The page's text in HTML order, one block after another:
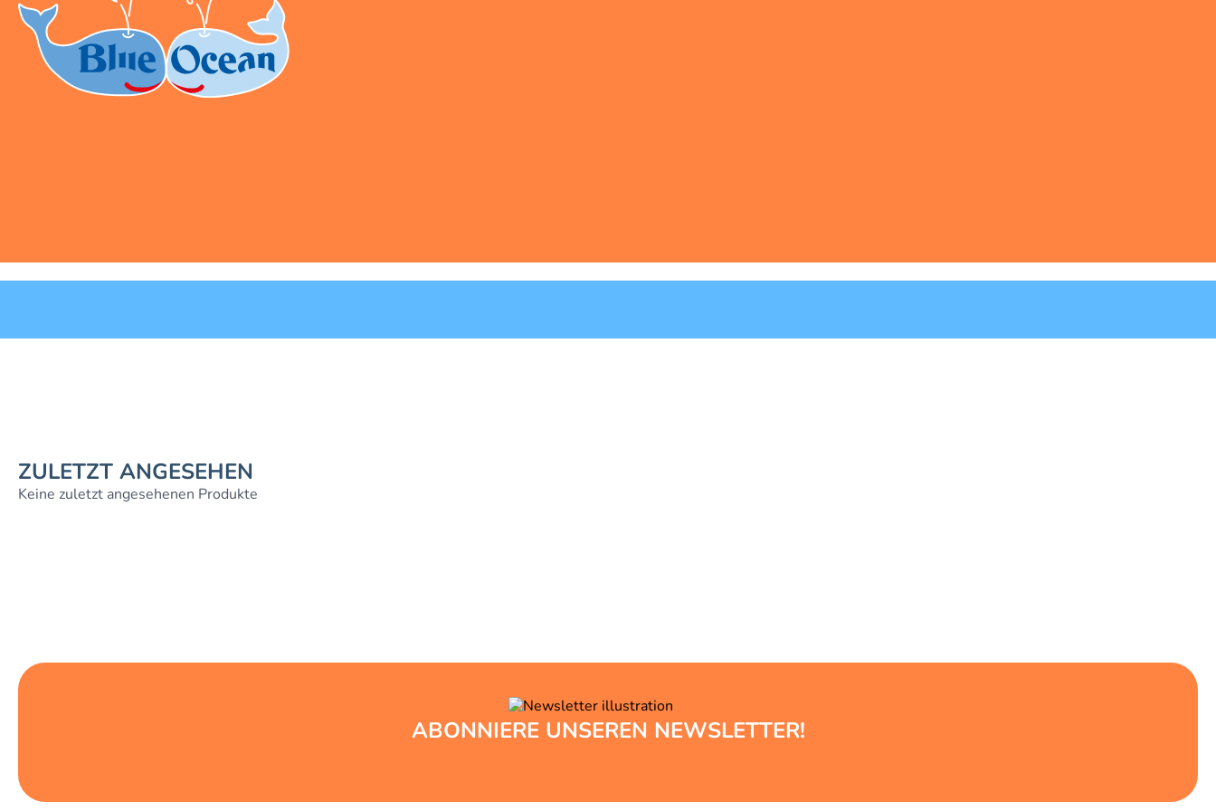
ZULETZT ANGESEHEN
Keine zuletzt angesehenen Produkte
ABONNIERE UNSEREN NEWSLETTER!